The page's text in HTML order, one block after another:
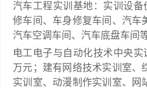
汽车工程实训基地：实训设
修车间、车身修复车间、汽车
汽车空调车间、汽车底盘车间等
电工电子与自动化技术中央
万元；建有网络技术实训室、
实训室、动漫制作实训室、网